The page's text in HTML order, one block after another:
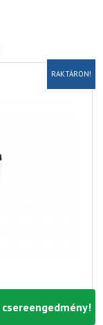
RAKTÁRON!